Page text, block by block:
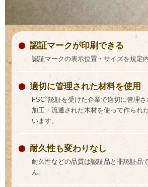
認証マークが印刷できる
認証マークの表示位置・サイズを規定
適切に管理された材料を使用
FSC®認証を受けた企業で適切に管理
加工・流通された木材を使って作られ
います。
耐久性も変わりなし
耐久性などの品質は認証品と非認証品
ん。